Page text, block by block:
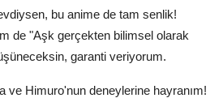
bu anime de tam senlik!
de "Aşk gerçekten bilimsel olarak
garanti veriyorum.
ve Himuro'nun deneylerine hayranım!